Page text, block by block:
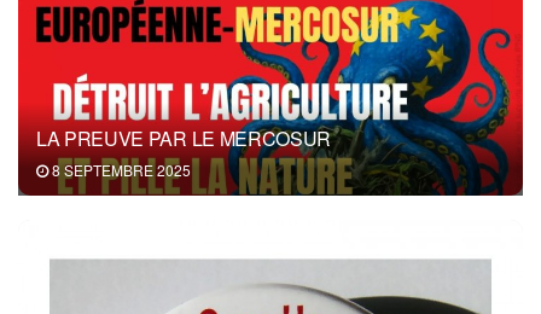
LA PREUVE PAR LE MERCOSUR
8 SEPTEMBRE 2025